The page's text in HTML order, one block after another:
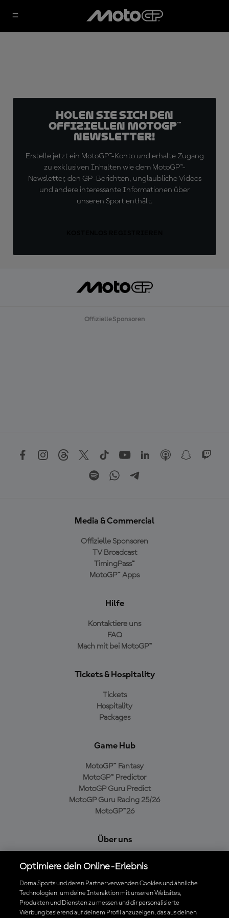
Holen Sie sich den
offiziellen MotoGP™
Newsletter!
Erstelle jetzt ein MotoGP™-Konto und erhalte Zugang
zu exklusiven Inhalten wie dem MotoGP™-
Newsletter, den GP-Berichten, unglaubliche Videos
und andere interessante Informationen über
unseren Sport enthält.
Offizielle Sponsoren
Media & Commercial
Offizielle Sponsoren
TV Broadcast
TimingPass™
MotoGP™ Apps
Hilfe
Kontaktiere uns
FAQ
Mach mit bei MotoGP™
Tickets & Hospitality
Tickets
Hospitality
Packages
Game Hub
MotoGP™ Fantasy
MotoGP™ Predictor
MotoGP Guru Predict
MotoGP Guru Racing 25/26
MotoGP™26
Über uns
Cookie-Richtlinien
Geschäftsbedingungen
Datenschutzrichtlinien
Kaufrichtlinie
Optimiere dein Online-Erlebnis
Dorna Sports und deren Partner verwenden Cookies und ähnliche
Technologien, um deine Interaktion mit unseren Websites,
Produkten und Diensten zu messen und dir personalisierte
Werbung basierend auf deinem Profil anzuzeigen, das aus deinen